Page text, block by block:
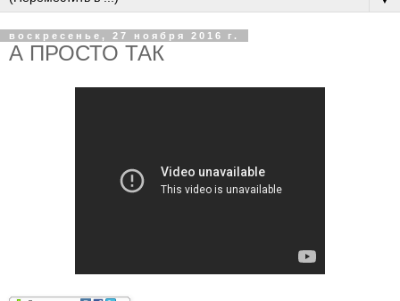
воскресенье, 27 ноября 2016 г.
А ПРОСТО ТАК